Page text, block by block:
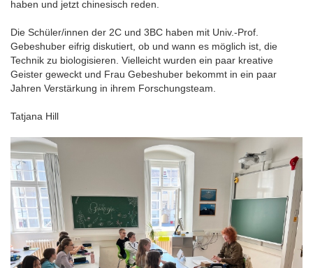
haben und jetzt chinesisch reden.
Die Schüler/innen der 2C und 3BC haben mit Univ.-Prof.
Gebeshuber eifrig diskutiert, ob und wann es möglich ist, die
Technik zu biologisieren. Vielleicht wurden ein paar kreative
Geister geweckt und Frau Gebeshuber bekommt in ein paar
Jahren Verstärkung in ihrem Forschungsteam.
Tatjana Hill